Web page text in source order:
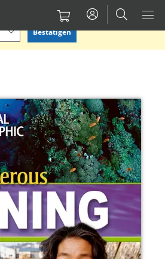
einen anderen auswählen.
Bestätigen